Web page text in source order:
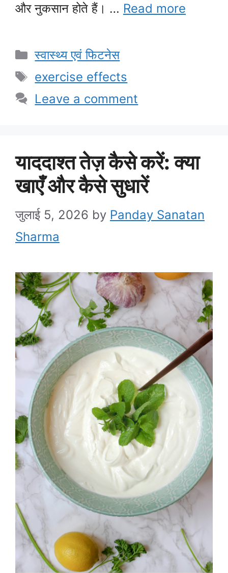
और नुकसान होते हैं। … Read more
Categories
स्वास्थ्य एवं फिटनेस
Tags
exercise effects
Leave a comment
याददाश्त तेज़ कैसे करें: क्या
खाएँ और कैसे सुधारें
जुलाई 5, 2026 by Panday Sanatan
Sharma